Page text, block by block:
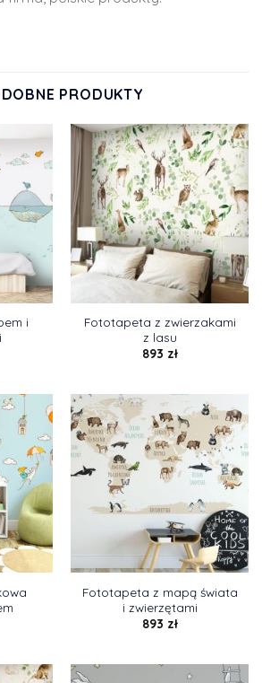
PRODUKTY
i
Fototapeta z zwierzakami
z lasu
893 zł
Fototapeta z mapą świata
i zwierzętami
893 zł